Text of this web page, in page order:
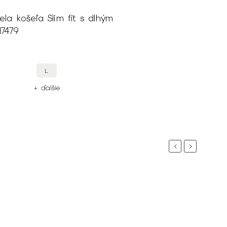
košeľa Slim fit s dlhým
L
+ ďalšie
PreviousNext